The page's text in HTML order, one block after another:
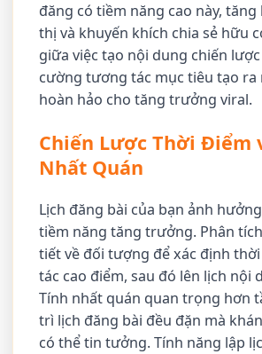
đăng có tiềm năng cao này,
thị và khuyến khích chia sẻ hữu
giữa việc tạo nội dung chiến
cường tương tác mục tiêu tạo
hoàn hảo cho tăng trưởng viral.
Chiến Lược Thời Điểm
Nhất Quán
Lịch đăng bài của bạn ảnh
tiềm năng tăng trưởng. Phân
tiết về đối tượng để xác định
tác cao điểm, sau đó lên lịch nội
Tính nhất quán quan trọng hơn
trì lịch đăng bài đều đặn mà
có thể tin tưởng. Tính năng lập